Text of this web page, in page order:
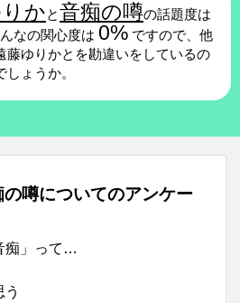
かと音痴の噂の話題度は
んなの関心度は 0% ですので、他
藤ゆりかとを勘違いをしているの
しょうか。
噂についてのアンケー
痴」って…